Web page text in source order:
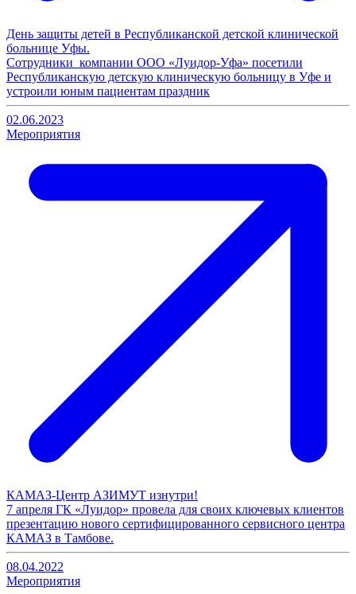
День защиты детей в Республиканской детской клинической
больнице Уфы.
Сотрудники компании ООО «Луидор-Уфа» посетили
Республиканскую детскую клиническую больницу в Уфе и
устроили юным пациентам праздник
02.06.2023
Мероприятия
КАМАЗ-Центр АЗИМУТ изнутри!
7 апреля ГК «Луидор» провела для своих ключевых клиентов
презентацию нового сертифицированного сервисного центра
КАМАЗ в Тамбове.
08.04.2022
Мероприятия